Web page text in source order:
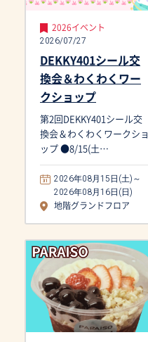
2026イベント
2026/07/27
DEKKY401シール交
換会＆わくわくワー
クショップ
第2回DEKKY401シール交
換会＆わくわくワークショ
ップ ●8/15(土…
2026年08月15日(土)～
2026年08月16日(日)
地階グランドフロア